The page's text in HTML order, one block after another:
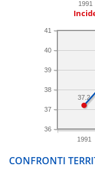
1991
1991
36
37
38
39
40
41
37.2
CONFRONTI